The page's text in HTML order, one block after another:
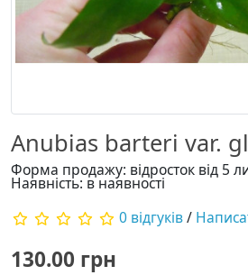
Anubias barteri var.
Форма продажу: відросток від 5
Наявність: в наявності
0 відгуків/
130.00 грн